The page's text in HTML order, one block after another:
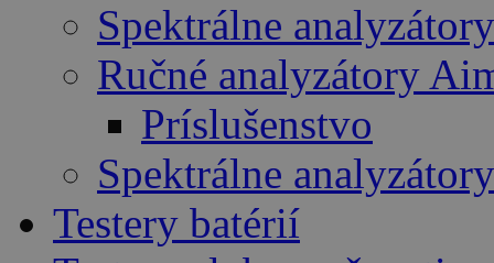
Spektrálne
Ručné analyzátory
Príslušenstvo
Spektrálne
Testery batérií